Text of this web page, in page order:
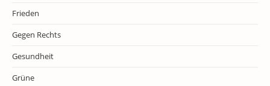
Frieden
Gegen Rechts
Gesundheit
Grüne